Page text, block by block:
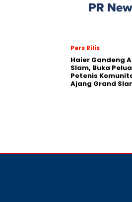
Pers Rilis
Haier Gandeng
Slam, Buka
Petenis
Ajang Grand